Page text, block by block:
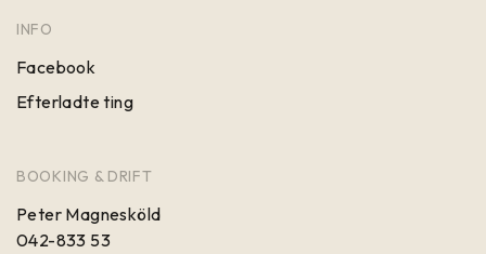
INFO
Facebook
Efterladte ting
BOOKING & DRIFT
Peter Magnesköld
042-833 53